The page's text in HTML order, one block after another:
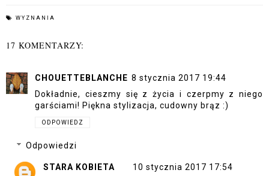
WYZNANIA
17 KOMENTARZY:
CHOUETTEBLANCHE 8 stycznia 2017 19:44
Dokładnie, cieszmy się z życia i czerpmy z niego
garściami! Piękna stylizacja, cudowny brąz :)
ODPOWIEDZ
Odpowiedzi
STARA KOBIETA
10 stycznia 2017 17:54